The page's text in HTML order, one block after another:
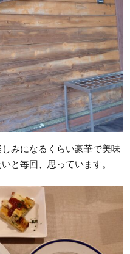
みになるくらい豪華で美味
と毎回、思っています。